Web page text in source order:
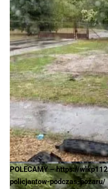
POLECAMY –https://
policjantow-podczas-pozaru/